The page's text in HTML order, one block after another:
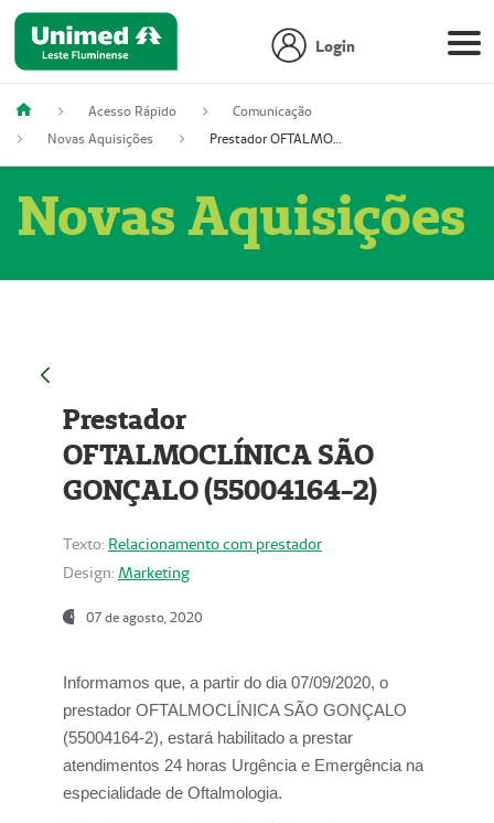
Login
Acesso Rápido
Comunicação
Novas Aquisições
Prestador OFTALMOCLÍNICA SÃO GONÇALO (55004164-2)
Novas Aquisições
Prestador
OFTALMOCLÍNICA SÃO
GONÇALO (55004164-2)
Texto: Relacionamento com prestador
Design: Marketing
07 de agosto, 2020
Informamos que, a partir do dia07/09/2020, o
prestador OFTALMOCLÍNICA SÃO GONÇALO
(55004164-2), estará habilitado a prestar
atendimentos 24 horas Urgência e Emergência na
especialidade de Oftalmologia.